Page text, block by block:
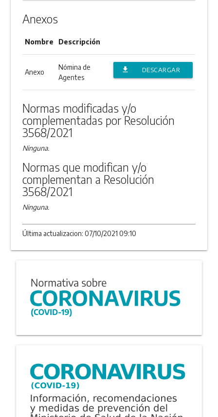
Anexos
Nombre Descripción
Anexo
Nómina de
Agentes
file_download
DESCARGAR
Normas modificadas y/o
complementadas por Resolución
3568/2021
Ninguna.
Normas que modifican y/o
complementan a Resolución
3568/2021
Ninguna.
Última actualizacion: 07/10/2021 09:10